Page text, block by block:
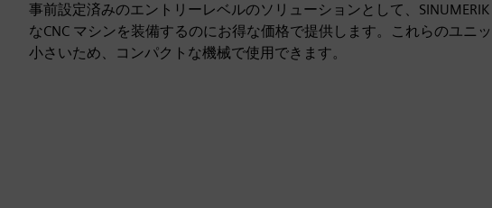
事前設定済みのエントリーレベルのソリューションとして、
なCNC マシンを装備するのにお得な価格で提供します。これらのユニ
小さいため、コンパクトな機械で使用できます。